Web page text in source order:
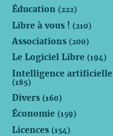
Éducation (222)
Libre à vous ! (210)
Associations (200)
Le Logiciel Libre (194)
Intelligence artificielle
(185)
Divers (160)
Économie (159)
Licences (154)